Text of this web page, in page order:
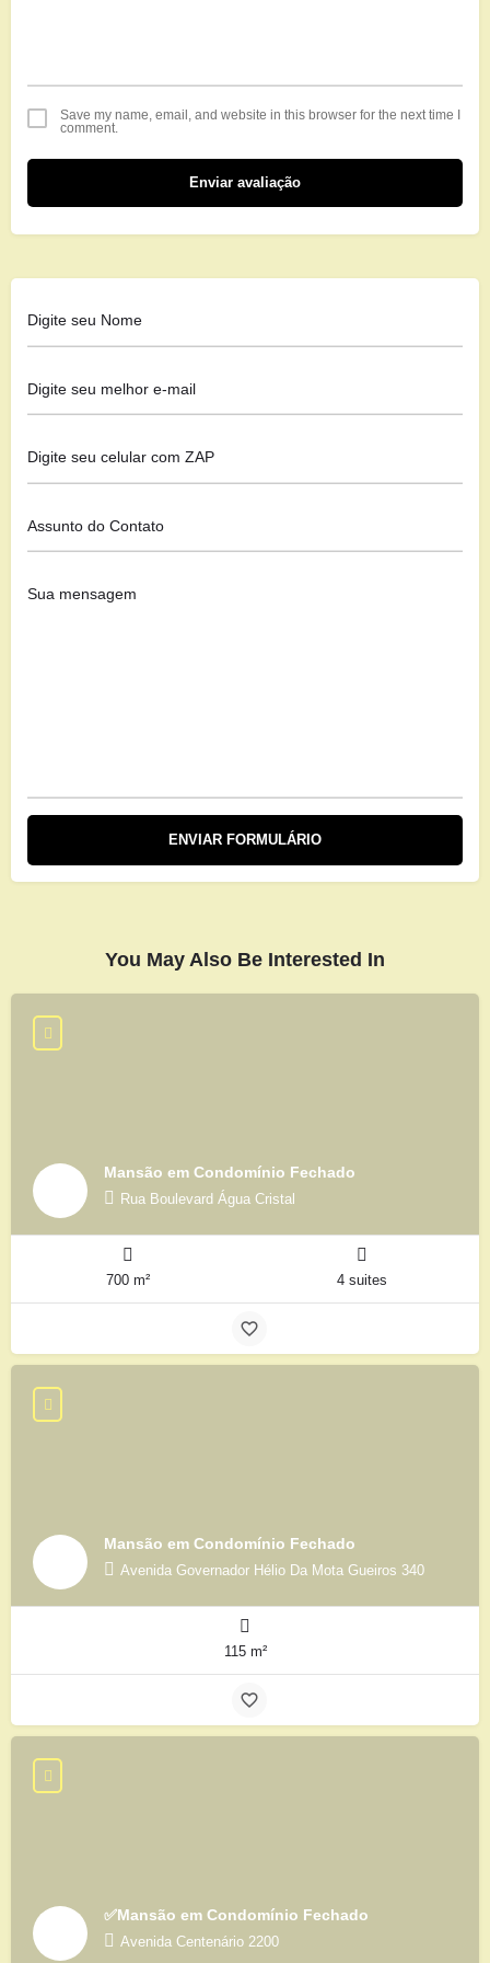
Save my name, email, and website in this browser for the next time I
comment.
Enviar avaliação
You May Also Be Interested In
Mansão em Condomínio Fechado
Rua Boulevard Água Cristal
700 m² 4 suites
Mansão em Condomínio Fechado
Avenida Governador Hélio Da Mota Gueiros 340
115 m²
✅Mansão em Condomínio Fechado
Avenida Centenário 2200